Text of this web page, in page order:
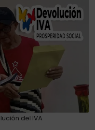
del IVA